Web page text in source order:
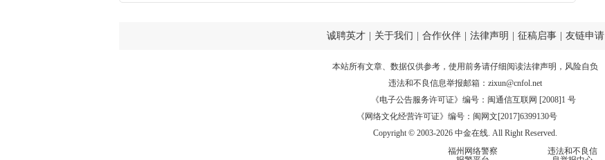
诚聘英才 关于我们 合作伙伴 法律声明 征稿启事 友链申请
本站所有文章、数据仅供参考，使用前务请仔细阅读法律声明 ，风险自负
违法和不良信息举报邮箱： zixun@cnfol.net
《电子公告服务许可证》编号：闽通信互联网 [2008]1 号
《网络文化经营许可证》编号：闽网文[2017]6399130号
Copyright © 2003-2026 中金在线. All Right Reserved.
福州网络警察
违法和不良信